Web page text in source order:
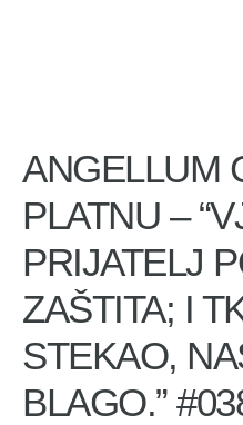
ANGELLUM
PLATNU –
PRIJATELJ
ZAŠTITA; I
STEKAO,
BLAGO.”